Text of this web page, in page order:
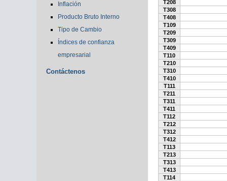
Inflación
Producto Bruto Interno
Tipo de Cambio
Índices de confianza
empresarial
Contáctenos
T208
T308
T408
T109
T209
T309
T409
T110
T210
T310
T410
T111
T211
T311
T411
T112
T212
T312
T412
T113
T213
T313
T413
T114